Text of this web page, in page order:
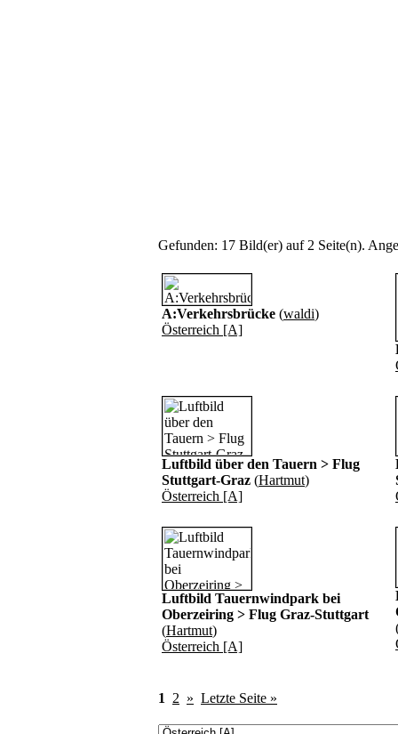
Gefunden: 17 Bild(er) auf 2 Seite(n).
A:Verkehrsbrücke (waldi)
Österreich [A]
Luftbild über den Tauern > Flug
Stuttgart-Graz (Hartmut)
Österreich [A]
Luftbild Tauernwindpark bei
Oberzeiring > Flug Graz-Stuttgart
(Hartmut)
Österreich [A]
1 2 » Letzte Seite »